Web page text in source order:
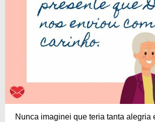
Nunca imaginei que teria tanta alegria